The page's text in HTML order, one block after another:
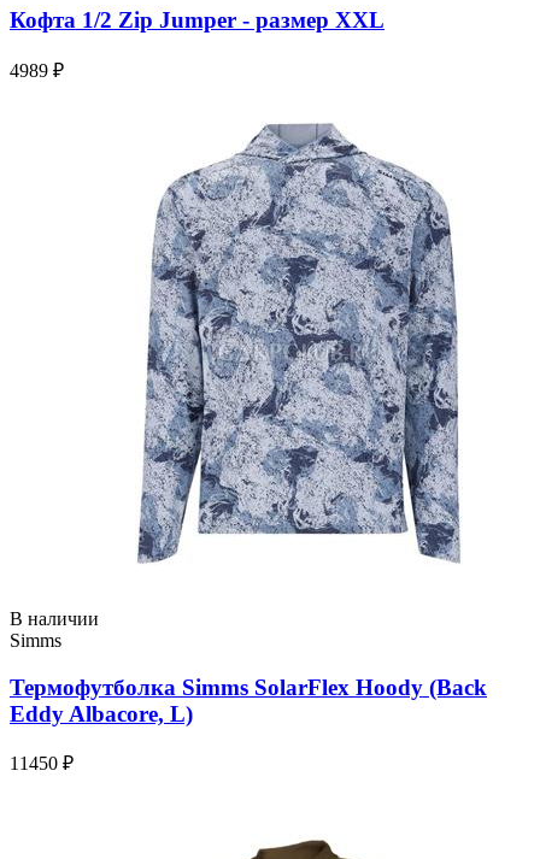
Кофта 1/2 Zip Jumper - размер XXL
4989 ₽
В наличии
Simms
Термофутболка Simms SolarFlex Hoody (Back
Eddy Albacore, L)
11450 ₽